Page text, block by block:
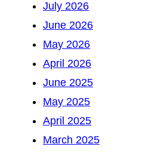
July 2026
June 2026
May 2026
April 2026
June 2025
May 2025
April 2025
March 2025